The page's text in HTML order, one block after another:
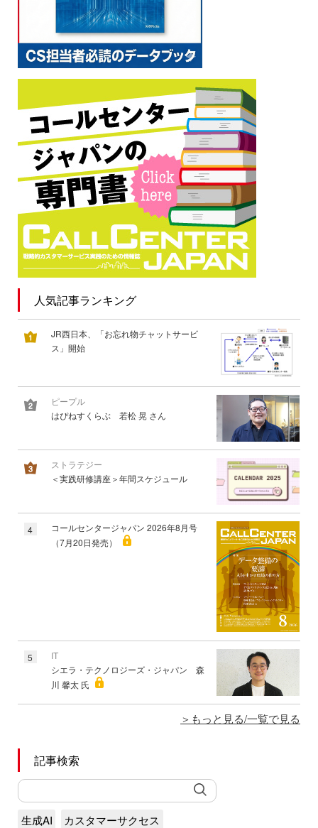
人気記事ランキング
JR西日本、「お忘れ物チャットサービ
ス」開始
ピープル
はぴねすくらぶ 若松 晃 さん
ストラテジー
＜実践研修講座＞年間スケジュール
4
コールセンタージャパン 2026年8月号
（7月20日発売）
5
IT
シエラ・テクノロジーズ・ジャパン 森
川 馨太 氏
もっと見る/一覧で見る
記事検索
生成AI
カスタマーサクセス